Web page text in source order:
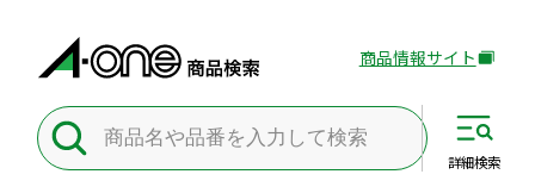
外
サ
商品情報サイト
詳細検索